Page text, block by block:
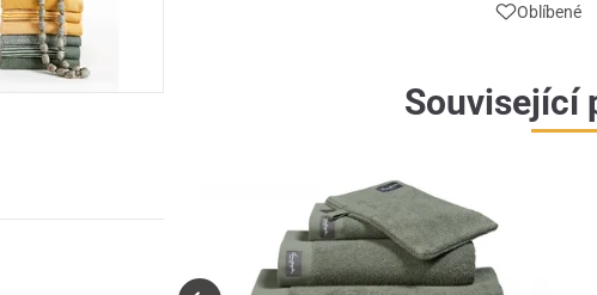
Oblíbené
Související